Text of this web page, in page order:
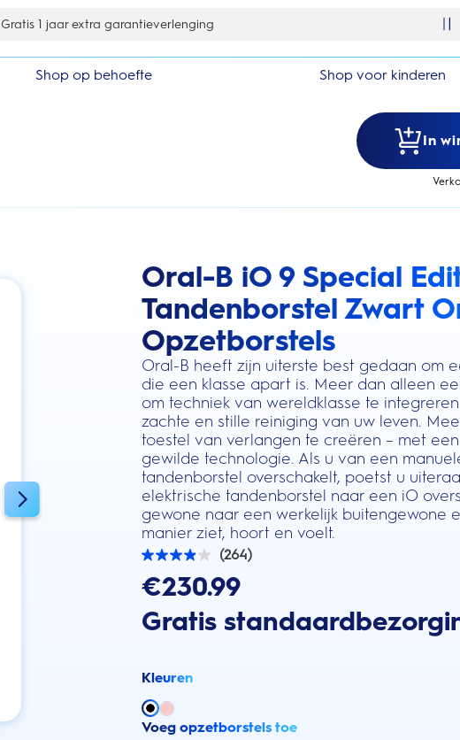
Gratis 1 jaar extra garantieverlenging
Shop op behoefte Shop voor kinderen
In
Oral-B iO 9 Special
Tandenborstel Zwart
Opzetborstels
Oral-B heeft zijn uiterste best gedaan om
die een klasse apart is. Meer dan alleen
om techniek van wereldklasse te
zachte en stille reiniging van uw leven.
toestel van verlangen te creëren – met
gewilde technologie. Als u van een
tandenborstel overschakelt, poetst u
elektrische tandenborstel naar een iO
gewone naar een werkelijk buitengewone
manier ziet, hoort en voelt.
this action will scroll you to the reviews section
(264)
3.9
de
sterren.
264
€230.99
Gratis
Kleuren
Voeg opzetborstels toe